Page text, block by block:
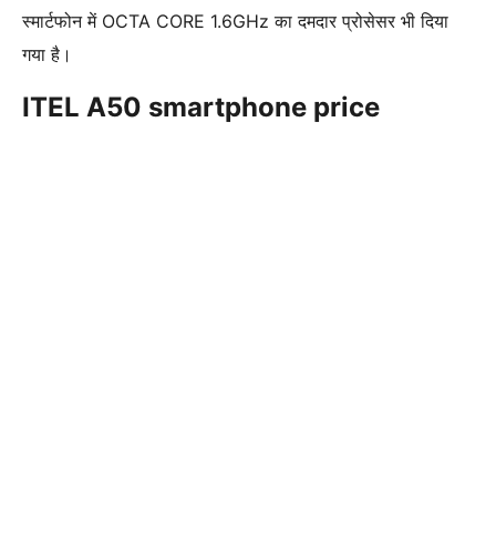
स्मार्टफोन में OCTA CORE 1.6GHz का दमदार प्रोसेसर भी दिया
गया है।
ITEL A50 smartphone price